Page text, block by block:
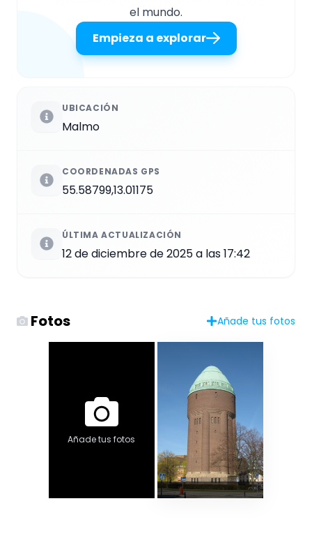
el mundo.
Empieza a explorar
UBICACIÓN
Malmo
COORDENADAS GPS
55.58799,13.01175
ÚLTIMA ACTUALIZACIÓN
12 de diciembre de 2025 a las 17:42
Fotos Añade tus fotos
Añade tus fotos